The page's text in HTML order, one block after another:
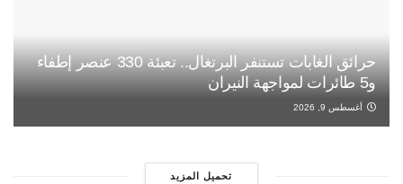
حرائق الغابات تستنفر البرتغال.. تعبئة 330 عنصر إطفاء
و5 طائرات لمواجهة النيران
أغسطس 9, 2026
تحميل المزيد